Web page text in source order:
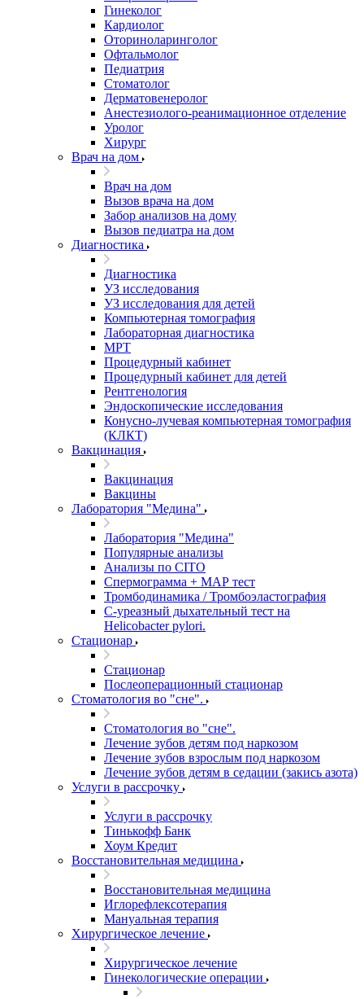
Гинеколог
Кардиолог
Оториноларинголог
Офтальмолог
Педиатрия
Стоматолог
Дерматовенеролог
Анестезиолого-реанимационное отделение
Уролог
Хирург
Врач на дом
Врач на дом
Вызов врача на дом
Забор анализов на дому
Вызов педиатра на дом
Диагностика
Диагностика
УЗ исследования
УЗ исследования для детей
Компьютерная томография
Лабораторная диагностика
МРТ
Процедурный кабинет
Процедурный кабинет для детей
Рентгенология
Эндоскопические исследования
Конусно-лучевая компьютерная томография
(КЛКТ)
Вакцинация
Вакцинация
Вакцины
Лаборатория "Медина"
Лаборатория "Медина"
Популярные анализы
Анализы по CITO
Спермограмма + МАР тест
Тромбодинамика / Тромбоэластография
С-уреазный дыхательный тест на
Helicobacter pylori.
Стационар
Стационар
Послеоперационный стационар
Стоматология во "сне".
Стоматология во "сне".
Лечение зубов детям под наркозом
Лечение зубов взрослым под наркозом
Лечение зубов детям в седации (закись азота)
Услуги в рассрочку
Услуги в рассрочку
Тинькофф Банк
Хоум Кредит
Восстановительная медицина
Восстановительная медицина
Иглорефлексотерапия
Мануальная терапия
Хирургическое лечение
Хирургическое лечение
Гинекологические операции